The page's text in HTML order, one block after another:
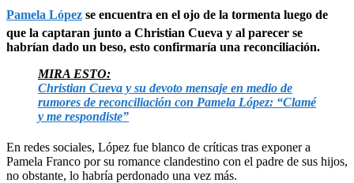
Pamela López se encuentra en el ojo de la tormenta luego de
que la captaran junto a Christian Cueva y al parecer se
habrían dado un beso, esto confirmaría una reconciliación.
MIRA ESTO:
Christian Cueva y su devoto mensaje en medio de
rumores de reconciliación con Pamela López: “Clamé
y me respondiste”
En redes sociales, López fue blanco de críticas tras exponer a
Pamela Franco por su romance clandestino con el padre de sus hijos,
no obstante, lo habría perdonado una vez más.